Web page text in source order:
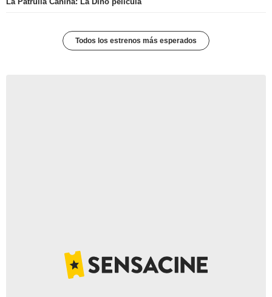
Todos los estrenos más esperados